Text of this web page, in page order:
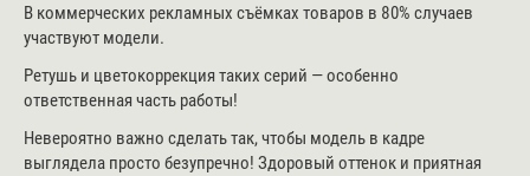
В коммерческих рекламных съёмках товаров в 80% случаев
участвуют модели.
Ретушь и цветокоррекция таких серий — особенно
ответственная часть работы!
Невероятно важно сделать так, чтобы модель в кадре
выглядела просто безупречно! Здоровый оттенок и приятная